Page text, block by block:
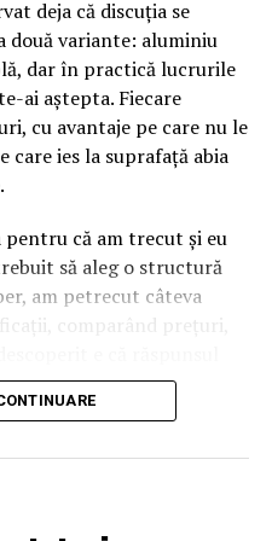
deja că discuția se
două variante: aluminiu
dar în practică lucrurile
ai aștepta. Fiecare
cu avantaje pe care nu le
care ies la suprafață abia
că am trecut și eu
să aleg o structură
am petrecut câteva
comparând prețuri,
de cât de des muți
ai de înfruntat.
decât